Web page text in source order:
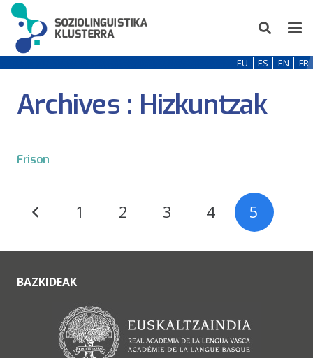
EU ES EN FR
Archives : Hizkuntzak
Frison
1 2 3 4 5
BAZKIDEAK